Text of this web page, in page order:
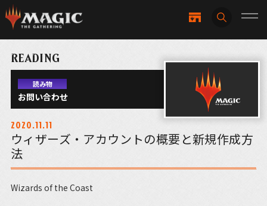
READING
読み物
お問い合わせ
2020.11.11
ウィザーズ・アカウントの概要と新規作成方
法
Wizards of the Coast